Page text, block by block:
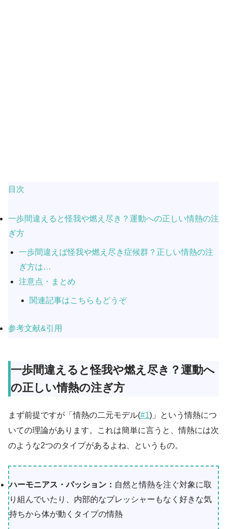
目次
一歩間違えると怪我や燃え尽き？運動への正しい情熱の注
ぎ方
一歩間違えば怪我や燃え尽き症候群？正しい情熱の注
ぎ方は…
注意点・まとめ
関連記事はこちらもどうぞ
参考文献&引用
一歩間違えると怪我や燃え尽き？運動へ
の正しい情熱の注ぎ方
まず前提ですが「情熱の二元モデル(#1)」という情熱につ
いての理論があります。これは簡単に言うと、情熱には次
のような2つのタイプがあるよね、というもの。
ハーモニアス・パッション： 自然と情熱を注ぐ対象に取
り組んでいたり、内部的なプレッシャーもなく好きな気
持ちから体が動くタイプの情熱